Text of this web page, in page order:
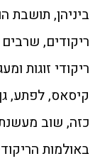
ריקודים,
ריקודי זוגות
קיסאס, לפתע,
כזה, שוב
באולמות